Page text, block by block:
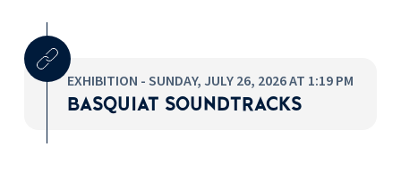
EXHIBITION - SUNDAY, JULY 26, 2026 AT 1:19 PM
BASQUIAT SOUNDTRACKS